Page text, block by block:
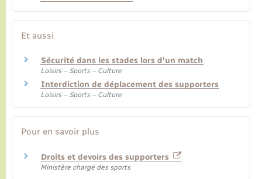
Et aussi
Sécurité dans les stades lors d'un match
Loisirs – Sports – Culture
Interdiction de déplacement des supporters
Loisirs – Sports – Culture
Pour en savoir plus
Droits et devoirs des supporters
Ministère chargé des sports